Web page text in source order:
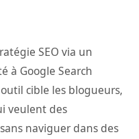
SEO via un
à Google Search
cible les blogueurs,
veulent des
naviguer dans des